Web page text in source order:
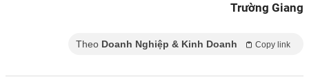
Trường Giang
Theo Doanh Nghiệp & Kinh Doanh Copy link